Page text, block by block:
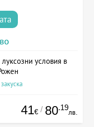
условия в
41€ / 80.19
лв.